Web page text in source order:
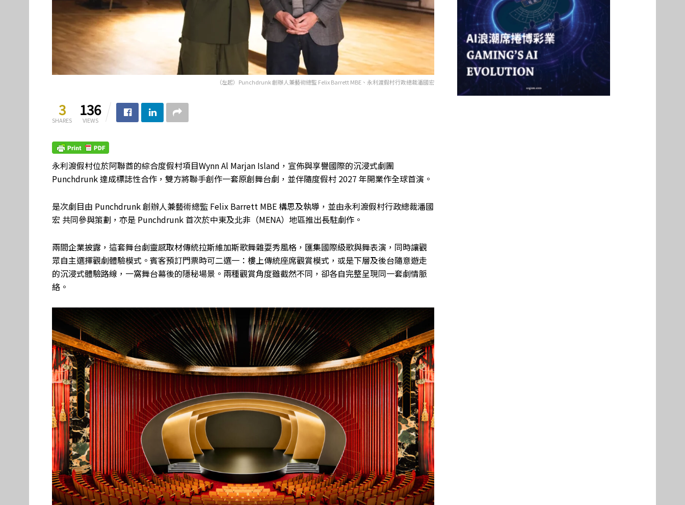
（左起）Punchdrunk 創辦人兼藝術總監 Felix Barrett MBE、永利渡假村行政總裁潘國宏
3
SHARES
136
VIEWS
永利渡假村位於阿聯酋的綜合度假村項目Wynn Al Marjan Island，宣佈與享譽國際的沉浸式劇團
Punchdrunk 達成標誌性合作，雙方將聯手創作一套原創舞台劇，並伴隨度假村 2027 年開業作全球首演。
是次劇目由 Punchdrunk 創辦人兼藝術總監 Felix Barrett MBE 構思及執導，並由永利渡假村行政總裁潘國
宏 共同參與策劃，亦是 Punchdrunk 首次於中東及北非（MENA）地區推出長駐劇作。
兩間企業披露，這套舞台劇靈感取材傳統拉斯維加斯歌舞雜耍秀風格，匯集國際級歌與舞表演，同時讓觀
眾自主選擇觀劇體驗模式。賓客預訂門票時可二選一：樓上傳統座席觀賞模式，或是下層及後台隨意遊走
的沉浸式體驗路線，一窩舞台幕後的隱秘場景。兩種觀賞角度雖截然不同，卻各自完整呈現同一套劇情脈
絡。